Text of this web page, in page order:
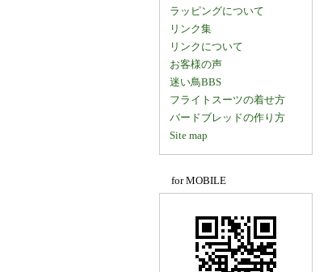
ラッピングについて
リンク集
リンクについて
お客様の声
迷い鳥BBS
フライトスーツの着せ方
バードブレッドの作り方
Site map
for MOBILE